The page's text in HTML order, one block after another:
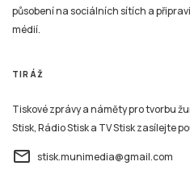
působení na sociálních sítích a
médií.
TIRÁŽ
Tiskové zprávy a náměty pro tvorbu
Stisk, Rádio Stisk a TV Stisk zasílejte
email stisk.munimedia@gmail.com